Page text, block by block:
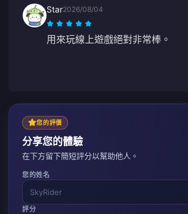
Star2026/08/04
用來玩線上遊戲絕對非常棒。
您的評價
分享您的體驗
在下方留下簡短評分以幫助他人。
您的姓名
評分